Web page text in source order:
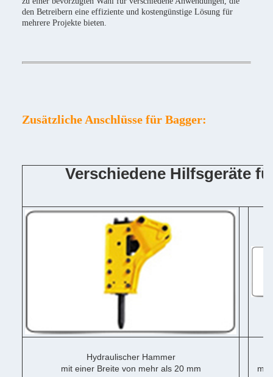
den Betreibern eine effiziente und kostengünstige Lösung für
mehrere Projekte bieten.
Zusätzliche Anschlüsse für Bagger:
Verschiedene Hilfsgeräte
Hydraulischer Hammer
mit einer Breite von mehr als 20 mm
mit